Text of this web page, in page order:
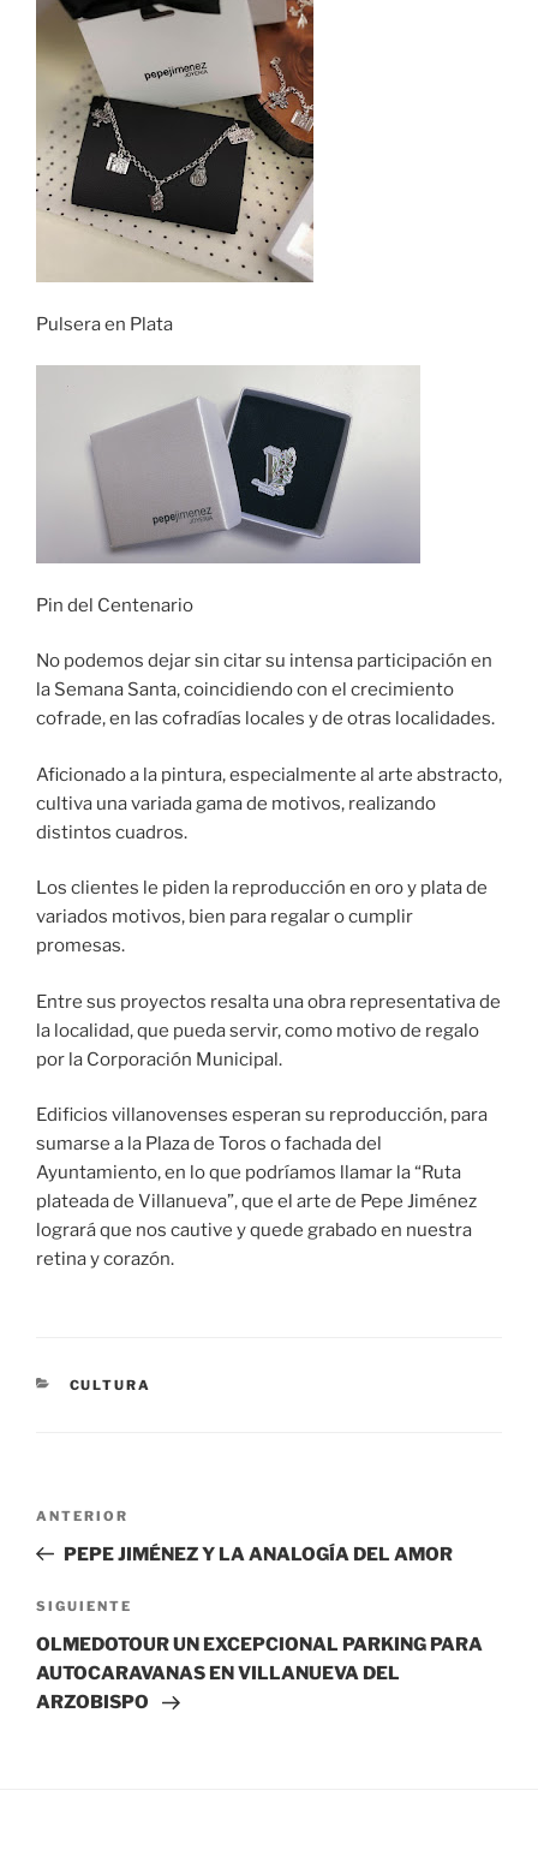
Pulsera en Plata
Pin del Centenario
No podemos dejar sin citar su intensa participación en
la Semana Santa, coincidiendo con el crecimiento
cofrade, en las cofradías locales y de otras localidades.
Aficionado a la pintura, especialmente al arte abstracto,
cultiva una variada gama de motivos, realizando
distintos cuadros.
Los clientes le piden la reproducción en oro y plata de
variados motivos, bien para regalar o cumplir
promesas.
Entre sus proyectos resalta una obra representativa de
la localidad, que pueda servir, como motivo de regalo
por la Corporación Municipal.
Edificios villanovenses esperan su reproducción, para
sumarse a la Plaza de Toros o fachada del
Ayuntamiento, en lo que podríamos llamar la “Ruta
plateada de Villanueva”, que el arte de Pepe Jiménez
logrará que nos cautive y quede grabado en nuestra
retina y corazón.
CATEGORÍAS
CULTURA
Navegación
entradas
Entrada
anterior:
ANTERIOR
PEPE JIMÉNEZ Y LA ANALOGÍA DEL AMOR
Siguiente
entrada
SIGUIENTE
OLMEDOTOUR UN EXCEPCIONAL PARKING PARA
AUTOCARAVANAS EN VILLANUEVA DEL
ARZOBISPO